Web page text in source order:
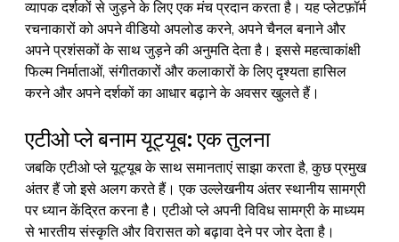
व्यापक दर्शकों से जुड़ने के लिए एक मंच प्रदान करता है। यह प्लेटफ़ॉर्म
रचनाकारों को अपने वीडियो अपलोड करने, अपने चैनल बनाने और
अपने प्रशंसकों के साथ जुड़ने की अनुमति देता है। इससे महत्वाकांक्षी
फिल्म निर्माताओं, संगीतकारों और कलाकारों के लिए दृश्यता हासिल
करने और अपने दर्शकों का आधार बढ़ाने के अवसर खुलते हैं।
एटीओ प्ले बनाम यूट्यूब: एक तुलना
जबकि एटीओ प्ले यूट्यूब के साथ समानताएं साझा करता है, कुछ प्रमुख
अंतर हैं जो इसे अलग करते हैं। एक उल्लेखनीय अंतर स्थानीय सामग्री
पर ध्यान केंद्रित करना है। एटीओ प्ले अपनी विविध सामग्री के माध्यम
से भारतीय संस्कृति और विरासत को बढ़ावा देने पर जोर देता है।